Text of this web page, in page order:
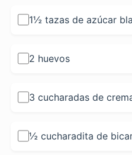
1½ tazas de azúcar
2 huevos
3 cucharadas de
½ cucharadita de